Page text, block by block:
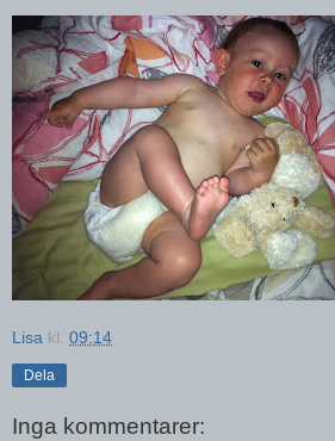
Lisa kl. 09:14
Dela
Inga kommentarer: